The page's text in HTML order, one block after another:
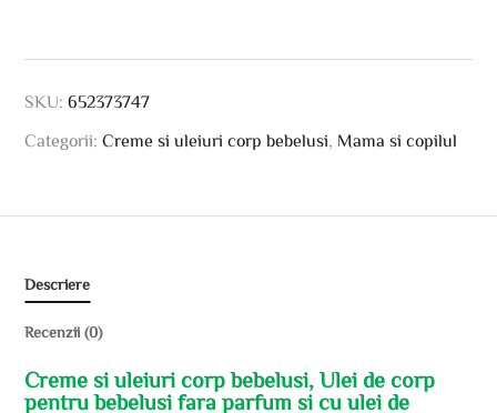
SKU:652373747
Categorii:Creme si uleiuri corp bebelusi, Mama si copilul
Descriere
Recenzii (0)
Creme si uleiuri corp bebelusi, Ulei de corp
pentru bebelusi fara parfum si cu ulei de